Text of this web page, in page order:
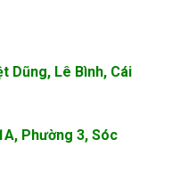
Dũng, Lê Bình, Cái
Phường 3, Sóc